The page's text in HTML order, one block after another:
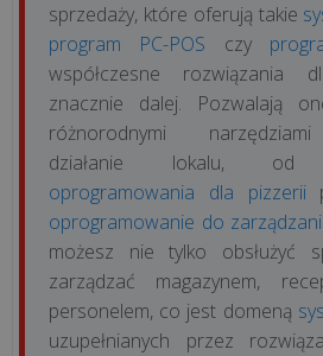
sprzedaży, które oferują takie
program PC-POS czy
współczesne rozwiązania
znacznie dalej. Pozwalają
różnorodnymi
działanie lokalu, od
oprogramowania dla pizzerii
oprogramowanie do
możesz nie tylko obsłużyć
zarządzać magazynem,
personelem, co jest domeną
uzupełnianych przez